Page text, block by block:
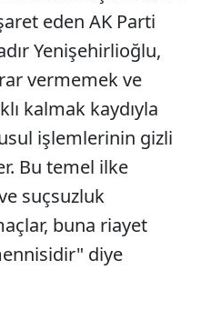
eden AK Parti
Yenişehirlioğlu,
vermemek ve
kalmak kaydıyla
işlemlerinin gizli
Bu temel ilke
suçsuzluk
buna riayet
diye